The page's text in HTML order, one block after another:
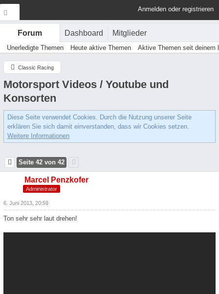
Anmelden oder registrieren
Forum Dashboard Mitglieder
Unerledigte Themen Heute aktive Themen Aktive Themen seit deinem
Classic Racing
Motorsport Videos / Youtube und
Konsorten
Diese Seite verwendet Cookies. Durch die Nutzung unserer Seite
erklären Sie sich damit einverstanden, dass wir Cookies setzen.
Weitere Informationen
Seite 42 von 42
Marcel Penzkofer
Administrator
6. Juni 2013, 20:59
Ton sehr sehr laut drehen!